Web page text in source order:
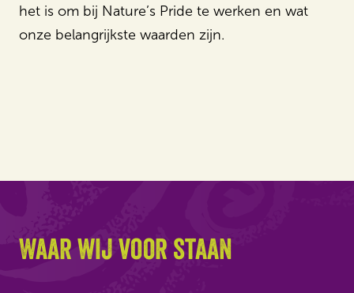
het is om bij Nature’s Pride te werken en wat
onze belangrijkste waarden zijn.
Waar wij voor staan